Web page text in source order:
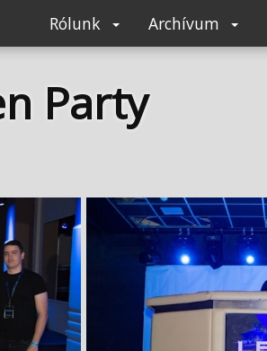
Rólunk Archívum
Party